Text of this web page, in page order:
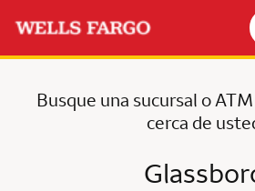
Busque una sucursal o
cerca de